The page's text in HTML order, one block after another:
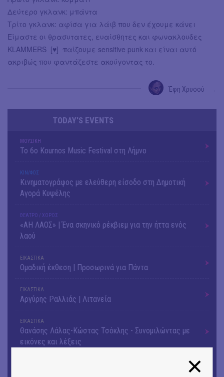
Δεύτερο γκλανκ: μπάντα
Τρίτο γκλανκ: αφίσα για λάιβ που δεν έχουμε κάνει
Είμαστε οι θρασυτατες, ευαίσθητες και φωνακλουδες
KLAMMERS [♥️] παίζουμε sensitive punk και είναι αυτό
ακριβώς που φαντάζεστε ακούγοντας το.
Έφη Χρυσού
TODAY'S EVENTS
ΜΟΥΣΙΚΗ
Το 6ο Kournos Music Festival στη Λήμνο
ΚΙΝ/ΦΟΣ
Κινηματογράφος με ελεύθερη είσοδο στη Δημοτική
Αγορά Κυψέλης
ΘΕΑΤΡΟ / ΧΟΡΟΣ
«ΑΗ ΛΑΟΣ» | Ένα σκηνικό ρέκβιεμ για την ήττα ενός
λαού
ΕΙΚΑΣΤΙΚΑ
Ομαδική έκθεση | Προσωρινά για Πάντα
ΕΙΚΑΣΤΙΚΑ
Αργύρης Ραλλιάς | Λιτανεία
ΕΙΚΑΣΤΙΚΑ
Θανάσης Λάλας-Κώστας Τσόκλης - Συνομιλώντας με
εικόνες και λέξεις